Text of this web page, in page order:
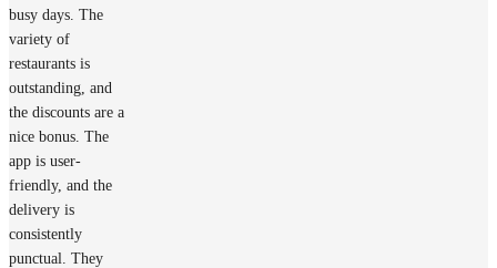
busy days. The
variety of
restaurants is
outstanding, and
the discounts are a
nice bonus. The
app is user-
friendly, and the
delivery is
consistently
punctual. They